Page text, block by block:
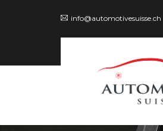
info@automotivesuisse.ch